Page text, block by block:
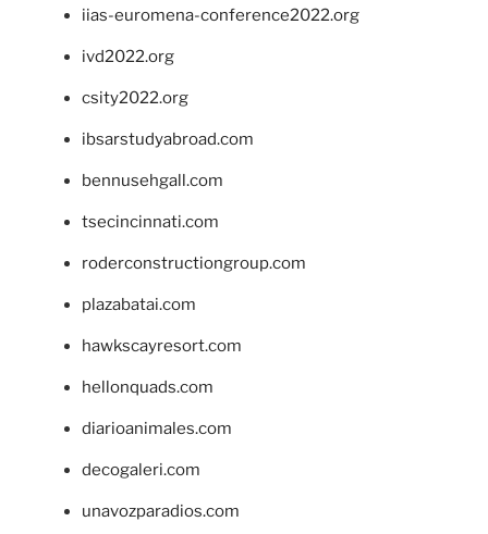
iias-euromena-conference2022.org
ivd2022.org
csity2022.org
ibsarstudyabroad.com
bennusehgall.com
tsecincinnati.com
roderconstructiongroup.com
plazabatai.com
hawkscayresort.com
hellonquads.com
diarioanimales.com
decogaleri.com
unavozparadios.com